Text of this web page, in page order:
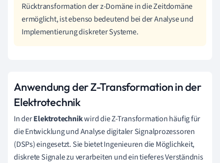
Rücktransformation der z-Domäne in die Zeitdomäne
ermöglicht, ist ebenso bedeutend bei der Analyse und
Implementierung diskreter Systeme.
Anwendung der Z-Transformation in der
Elektrotechnik
In derElektrotechnikwird die Z-Transformation häufig für
die Entwicklung und Analyse digitaler Signalprozessoren
(DSPs) eingesetzt. Sie bietet Ingenieuren die Möglichkeit,
diskrete Signale zu verarbeiten und ein tieferes Verständnis